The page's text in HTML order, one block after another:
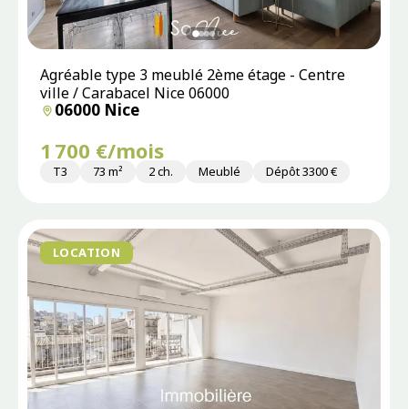
Agréable type 3 meublé 2ème étage - Centre
ville / Carabacel Nice 06000
06000 Nice
1 700 €/mois
T3 73 m² 2 ch. Meublé Dépôt 3300 €
LOCATION